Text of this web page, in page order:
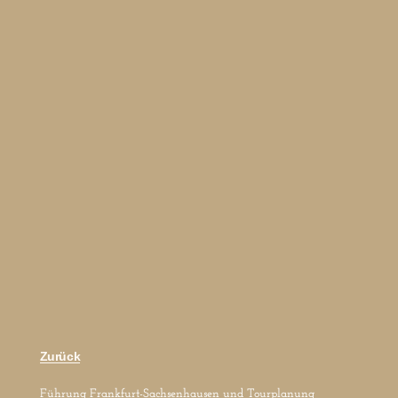
Zurück
Führung Frankfurt-Sachsenhausen und Tourplanung